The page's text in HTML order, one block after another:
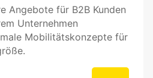
Angebote für B2B Kunden
Unternehmen
Mobilitätskonzepte für